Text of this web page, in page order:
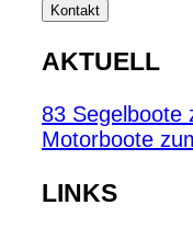
Kontakt
AKTUELL
83 Segelboote
Motorboote
LINKS